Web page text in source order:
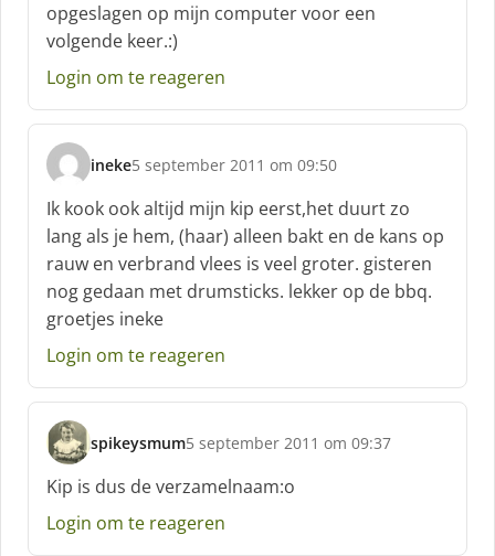
opgeslagen op mijn computer voor een
volgende keer.:)
Login om te reageren
ineke
s
c
h
r
e
e
f
5 september 2011 om 09:50
Ik kook ook altijd mijn kip eerst,het duurt zo
lang als je hem, (haar) alleen bakt en de kans op
rauw en verbrand vlees is veel groter. gisteren
nog gedaan met drumsticks. lekker op de bbq.
groetjes ineke
Login om te reageren
spikeysmum
s
c
h
r
5 september 2011 om 09:37
Kip is dus de verzamelnaam:o
Login om te reageren